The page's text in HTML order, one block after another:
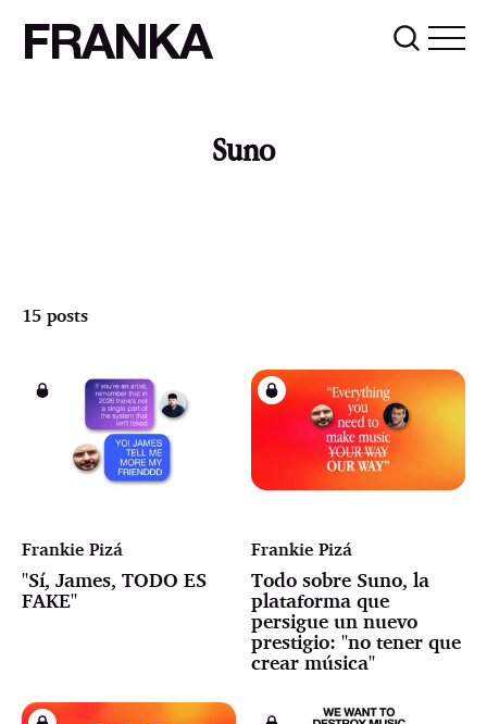
FRANKA
Suno
15 posts
Frankie Pizá
"Sí, James, TODO ES
FAKE"
Frankie Pizá
Todo sobre Suno, la
plataforma que
persigue un nuevo
prestigio: "no tener que
crear música"